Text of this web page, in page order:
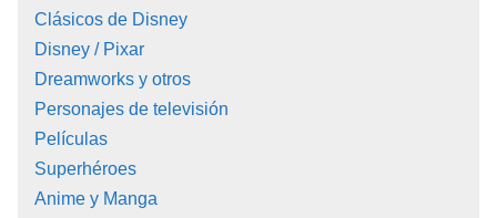
Clásicos de Disney
Disney / Pixar
Dreamworks y otros
Personajes de televisión
Películas
Superhéroes
Anime y Manga